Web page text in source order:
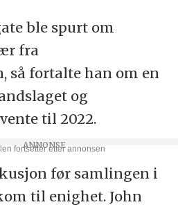
ble spurt om
fra
så fortalte han om en
og
til 2022.
før samlingen i
til enighet. John